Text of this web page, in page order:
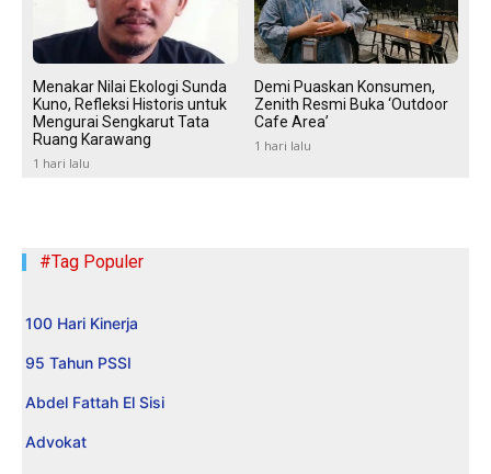
Menakar Nilai Ekologi Sunda
Kuno, Refleksi Historis untuk
Mengurai Sengkarut Tata
Ruang Karawang
1 hari lalu
Demi Puaskan Konsumen,
Zenith Resmi Buka ‘Outdoor
Cafe Area’
1 hari lalu
#Tag Populer
100 Hari Kinerja
95 Tahun PSSI
Abdel Fattah El Sisi
Advokat